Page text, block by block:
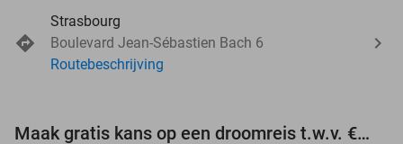
Strasbourg
Boulevard Jean-Sébastien Bach 6
Routebeschrijving
Maak gratis kans op een droomreis t.w.v. €3.000!